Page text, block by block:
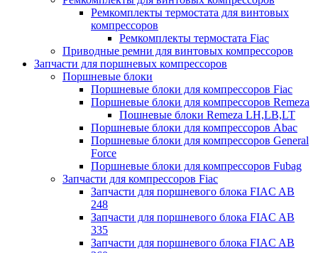
Ремкомплекты термостата для винтовых
компрессоров
Ремкомплекты термостата Fiac
Приводные ремни для винтовых компрессоров
Запчасти для поршневых компрессоров
Поршневые блоки
Поршневые блоки для компрессоров Fiac
Поршневые блоки для компрессоров Remeza
Пошневые блоки Remeza LH,LB,LT
Поршневые блоки для компрессоров Abac
Поршневые блоки для компрессоров General
Force
Поршневые блоки для компрессоров Fubag
Запчасти для компрессоров Fiac
Запчасти для поршневого блока FIAC AB
248
Запчасти для поршневого блока FIAC AB
335
Запчасти для поршневого блока FIAC AB